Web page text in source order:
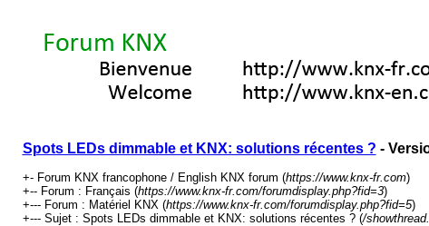
Spots LEDs dimmable et KNX: solutions récentes ? -
+- Forum KNX francophone / English KNX forum (https://www.knx-fr.com)
+-- Forum : Français (https://www.knx-fr.com/forumdisplay.php?fid=3)
+--- Forum : Matériel KNX (https://www.knx-fr.com/forumdisplay.php?fid=5)
+--- Sujet : Spots LEDs dimmable et KNX: solutions récentes ? (/